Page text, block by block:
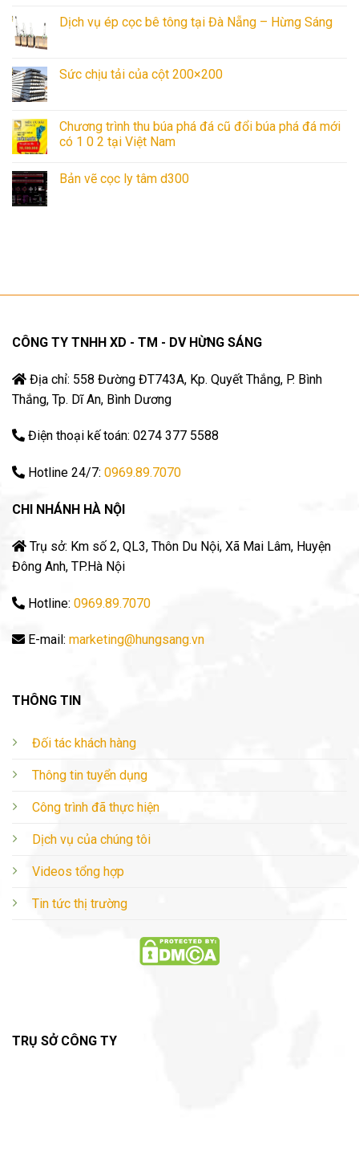
Dịch vụ ép cọc bê tông tại Đà Nẵng – Hừng Sáng
Sức chịu tải của cột 200×200
Chương trình thu búa phá đá cũ đổi búa phá đá mới
có 1 0 2 tại Việt Nam
Bản vẽ cọc ly tâm d300
CÔNG TY TNHH XD - TM - DV HỪNG SÁNG
Địa chỉ: 558 Đường ĐT743A, Kp. Quyết Thắng, P. Bình
Thắng, Tp. Dĩ An, Bình Dương
Điện thoại kế toán: 0274 377 5588
Hotline 24/7: 0969.89.7070
CHI NHÁNH HÀ NỘI
Trụ sở: Km số 2, QL3, Thôn Du Nội, Xã Mai Lâm, Huyện
Đông Anh, TP.Hà Nội
Hotline: 0969.89.7070
E-mail: marketing@hungsang.vn
THÔNG TIN
Đối tác khách hàng
Thông tin tuyển dụng
Công trình đã thực hiện
Dịch vụ của chúng tôi
Videos tổng hợp
Tin tức thị trường
TRỤ SỞ CÔNG TY